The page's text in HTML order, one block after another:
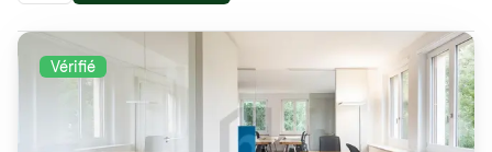
Vérifié